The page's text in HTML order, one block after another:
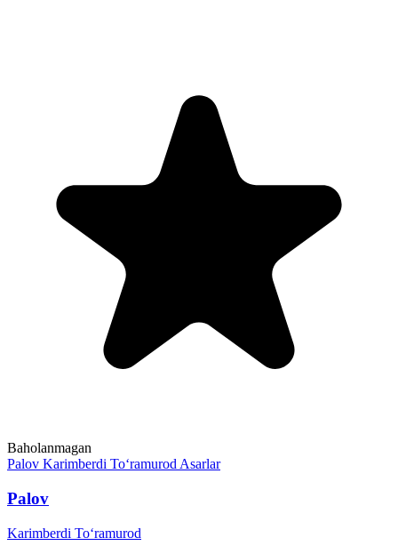
Baholanmagan
Palov Karimberdi To‘ramurodAsarlar
Palov
Karimberdi To‘ramurod